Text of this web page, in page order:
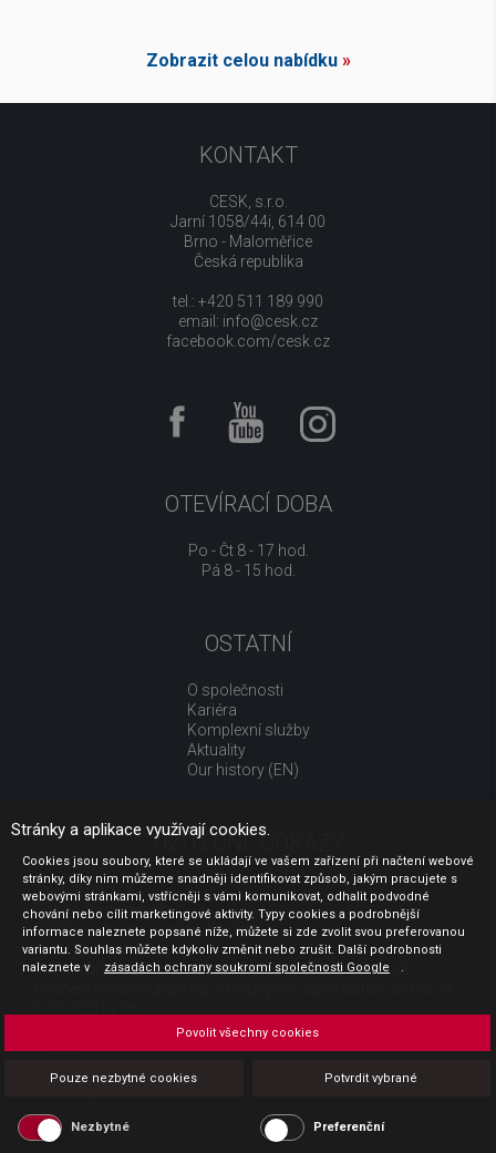
Zobrazit celou nabídku»
KONTAKT
CESK, s.r.o.
Jarní 1058/44i, 614 00
Brno - Maloměřice
Česká republika
tel.: +420 511 189 990
email: info@cesk.cz
facebook.com/cesk.cz
OTEVÍRACÍ DOBA
Po - Čt 8 - 17 hod.
Pá 8 - 15 hod.
OSTATNÍ
O společnosti
Kariéra
Komplexní služby
Aktuality
Our history (EN)
UŽITEČNÉ ODKAZY
Jak nakupovat
Obchodní podmínky
GDPR - ochrana osobních údajů
Profil zadavatele
Sdělení před uzavřením kupní smlouvy pro spotřebitele
Platba
Povinná publicita
Stránky a aplikace využívají cookies.
Cookies jsou soubory, které se ukládají ve vašem zařízení při načtení webové
stránky, díky nim můžeme snadněji identifikovat způsob, jakým pracujete s
webovými stránkami, vstřícněji s vámi komunikovat, odhalit podvodné
chování nebo cílit marketingové aktivity. Typy cookies a podrobnější
informace naleznete popsané níže, můžete si zde zvolit svou preferovanou
variantu. Souhlas můžete kdykoliv změnit nebo zrušit. Další podrobnosti
naleznete v
zásadách ochrany soukromí společnosti Google .
Pouze nezbytné cookies Potvrdit vybrané
Povolit všechny cookies
Nezbytné Preferenční